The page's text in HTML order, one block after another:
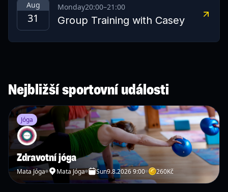
Aug
31
Monday20:00–21:00
Group Training with Casey
Nejbližší sportovní události
Jóga
Zdravotní jóga
Mata Jóga Mata Jóga Sun9.8.2026 9:00 260Kč